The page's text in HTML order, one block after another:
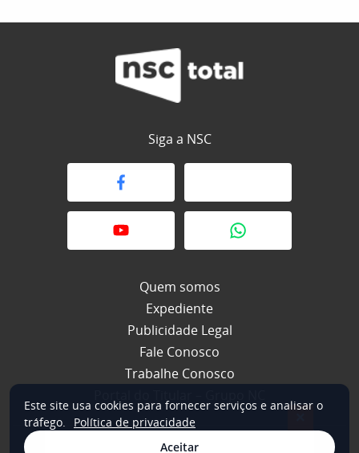
Siga a NSC
Quem somos
Expediente
Publicidade Legal
Fale Conosco
Trabalhe Conosco
Este site usa cookies para fornecer serviços e analisar o
tráfego.
Política de privacidade
Aceitar